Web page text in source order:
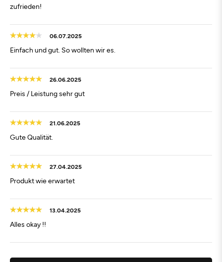
zufrieden!
06.07.2025
Einfach und gut. So wollten wir es.
26.06.2025
Preis / Leistung sehr gut
21.06.2025
Gute Qualität.
27.04.2025
Produkt wie erwartet
13.04.2025
Alles okay !!